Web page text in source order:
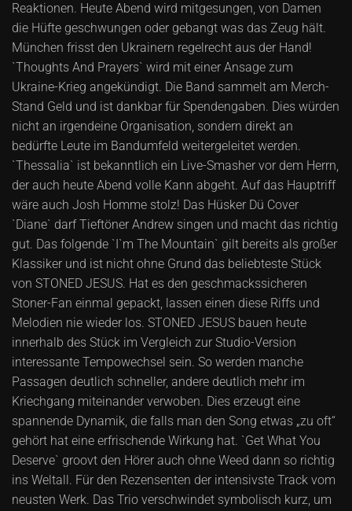
Reaktionen. Heute Abend wird mitgesungen, von Damen
die Hüfte geschwungen oder gebangt was das Zeug hält.
München frisst den Ukrainern regelrecht aus der Hand!
`Thoughts And Prayers` wird mit einer Ansage zum
Ukraine-Krieg angekündigt. Die Band sammelt am Merch-
Stand Geld und ist dankbar für Spendengaben. Dies würden
nicht an irgendeine Organisation, sondern direkt an
bedürfte Leute im Bandumfeld weitergeleitet werden.
`Thessalia` ist bekanntlich ein Live-Smasher vor dem Herrn,
der auch heute Abend volle Kann abgeht. Auf das Hauptriff
wäre auch Josh Homme stolz! Das Hüsker Dü Cover
`Diane` darf Tieftöner Andrew singen und macht das richtig
gut. Das folgende `I`m The Mountain` gilt bereits als großer
Klassiker und ist nicht ohne Grund das beliebteste Stück
von STONED JESUS. Hat es den geschmackssicheren
Stoner-Fan einmal gepackt, lassen einen diese Riffs und
Melodien nie wieder los. STONED JESUS bauen heute
innerhalb des Stück im Vergleich zur Studio-Version
interessante Tempowechsel sein. So werden manche
Passagen deutlich schneller, andere deutlich mehr im
Kriechgang miteinander verwoben. Dies erzeugt eine
spannende Dynamik, die falls man den Song etwas „zu oft“
gehört hat eine erfrischende Wirkung hat. `Get What You
Deserve` groovt den Hörer auch ohne Weed dann so richtig
ins Weltall. Für den Rezensenten der intensivste Track vom
neusten Werk. Das Trio verschwindet symbolisch kurz, um